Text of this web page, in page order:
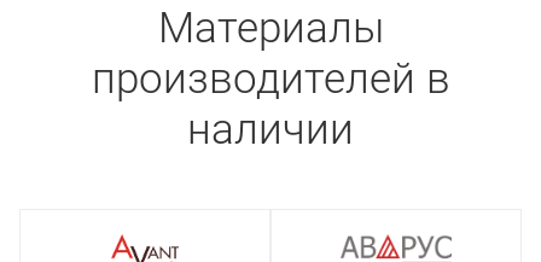
Материалы
производителей в
наличии